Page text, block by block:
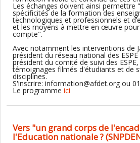
Les échanges doivent ainsi permettre
spécificités de la formation des
technologiques et professionnels et
et les moyens à mettre en œuvre pour
compte".
Avec notamment les interventions de
président du réseau national des
président du comité de suivi des
témoignages filmés d'étudiants et de
disciplines.
S'inscrire: information@afdet.org ou
Le programme ici
Vers "un grand corps de
l'Education nationale ?